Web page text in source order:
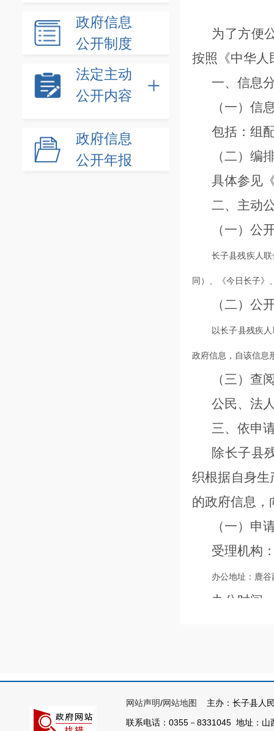
政府信息
公开制度
法定主动
公开内容
政府信息
公开年报
为了方便
按照《中华人
一、信息
（一）信
包括：组
（二）编
具体参见
二、主动
（一）公
长子县残疾人
同）、《今日长子》
（二）公
以长子县残疾
政府信息，自该信息
（三）查
公民、法
三、依申
除长子县
织根据自身
的政府信息，
（一）申
受理机构
办公地址：鹿
办公时间
申请人可
提出书面申
网站声明/网站地图
主办：长子县人
联系电话：0355－8331045 地址：